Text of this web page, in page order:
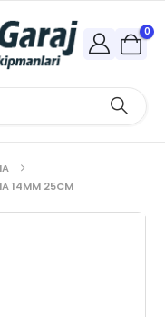
0
14MM 25CM